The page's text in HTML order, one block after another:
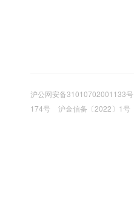
沪公网安备31010702001133号
174号
沪金信备〔2022〕1号